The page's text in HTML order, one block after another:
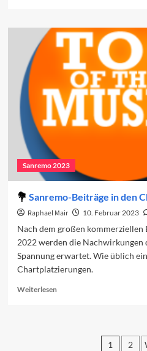
Vorschau
auf
den
vierten
Abend
2023
Sanremo 2023
Sanremo-Beiträge in den
Raphael Mair 10. Februar 2023
Nach dem großen kommerziellen
2022 werden die Nachwirkungen
Spannung erwartet. Wie üblich
Chartplatzierungen.
WeiterlesenRead
1 2